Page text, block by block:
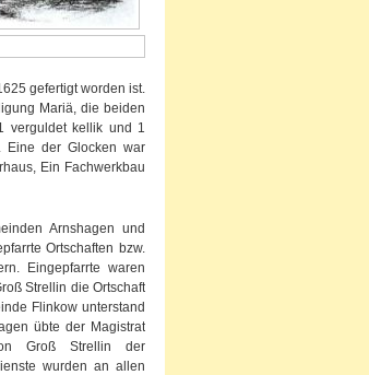
gefertigt worden ist.
Mariä, die beiden
verguldet kellik und 1
Eine der Glocken war
Ein Fachwerkbau
Arnshagen und
Ortschaften bzw.
Eingepfarrte waren
Strellin die Ortschaft
Flinkow unterstand
übte der Magistrat
Groß Strellin der
wurden an allen